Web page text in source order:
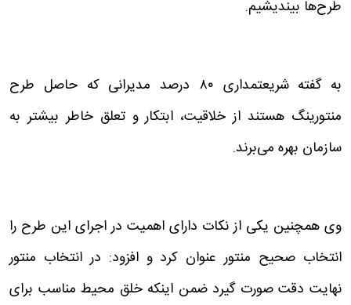
طرح‌ها بیندیشیم.
به گفته شریعتمداری ۸۰ درصد مدیرانی که حاصل طرح
منتورینگ هستند از خلاقیت، ابتکار و تعلق خاطر بیشتر به
سازمان بهره می‌برند.
وی همچنین یکی از نکات دارای اهمیت در اجرای این طرح را
انتخاب صحیح منتور عنوان کرد و افزود: در انتخاب منتور
نهایت دقت صورت گیرد ضمن اینکه خلق محیط مناسب برای